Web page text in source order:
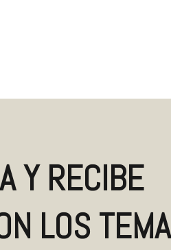
Y RECIBE
LOS